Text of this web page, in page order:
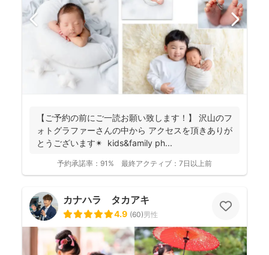
【ご予約の前にご一読お願い致します！】 沢山のフ
ォトグラファーさんの中から アクセスを頂きありが
とうございます✴︎ kids&family ph...
予約承諾率： 91% 最終アクティブ： 7日以上前
カナハラ タカアキ
4.9 (60)男性